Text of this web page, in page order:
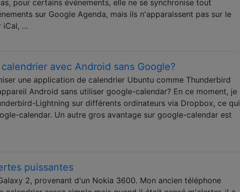
pour certains événements, elle ne se synchronise tout
sur Google Agenda, mais ils n'apparaissent pas sur le
iCal, …
avec Android sans Google?
une application de calendrier Ubuntu comme Thunderbird
Android sans utiliser google-calendar? En ce moment, je
Lightning sur différents ordinateurs via Dropbox, ce qui
calendar. Un autre gros avantage sur google-calendar est
puissantes
2, provenant d'un Nokia 3600. Mon ancien téléphone